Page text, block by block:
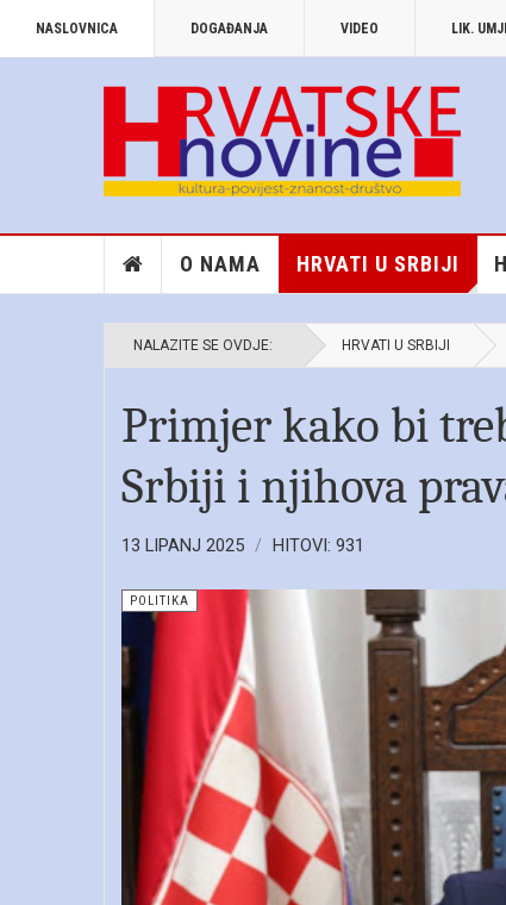
NASLOVNICA DOGAĐANJA VIDEO LIK.
O NAMA HRVATI U SRBIJI
NALAZITE SE OVDJE: HRVATI U SRBIJI
Primjer kako bi
Srbiji i njihova
13 LIPANJ 2025 HITOVI: 931
POLITIKA